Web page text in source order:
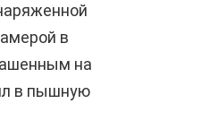
в
на
в пышную